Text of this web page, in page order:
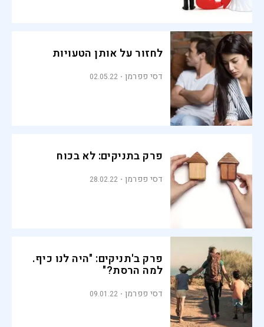
לחזור על אותן הטעויות
דסי פפרמן 02.05.22
פרק בתניקים: לא בכוח
דסי פפרמן 28.02.22
פרק ב'תניקים: "היה לנו כיף.
למה הרסת?"
דסי פפרמן 09.01.22